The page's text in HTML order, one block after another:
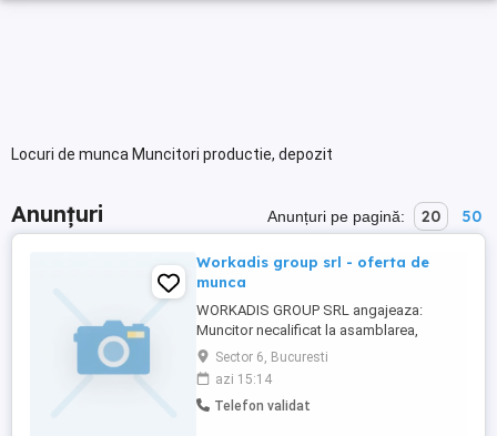
Locuri de munca Muncitori productie, depozit
Anunțuri Anunțuri pe pagină: 20 50
Workadis group srl - oferta de
munca
WORKADIS GROUP SRL angajeaza:
Muncitor necalificat la asamblarea,
montarea pieselor - cod COR 932906, 80
posturi. Cerinte: studii generale, experienta
min. 1 an, limba engleza Candidatii
interesati sunt rugati sa trimita CV-UL pe e-
Sector 6, Bucuresti
azi 15:14
Telefon validat